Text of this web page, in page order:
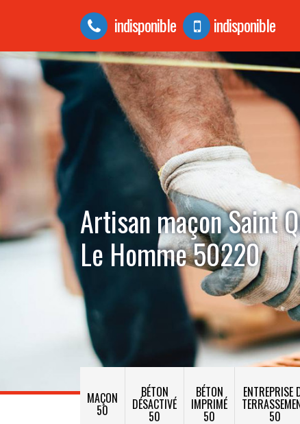
indisponible indisponible
Artisan maçon Saint
Le Homme 50220
MAÇON
50
BÉTON
DÉSACTIVÉ
50
BÉTON
IMPRIMÉ
50
ENTREPRISE
50